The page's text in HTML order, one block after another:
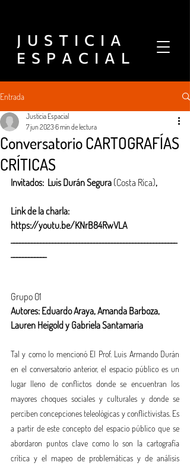
J U S T I C I A
E S P A C I A L
Entrada
Conversatorio CARTOGRAFÍAS
CRÍTICAS
Justicia Espacial
7 jun 20236 min de lectura
Invitados:  Luis Durán Segura (Costa Rica),
Link de la charla:
https://youtu.be/KNrB84RwVLA
________________________________________________________
____________
Grupo 01
Autores: Eduardo Araya, Amanda Barboza,
Lauren Heigold y Gabriela Santamaria
Tal y como lo mencionó El Prof. Luis Armando Durán
en el conversatorio anterior, el espacio público es un
lugar lleno de conflictos donde se encuentran los
mayores choques sociales y culturales y donde se
perciben concepciones teleológicas y conflictivistas. Es
a partir de este concepto del espacio público que se
abordaron puntos clave como lo son la cartografía
crítica y el mapeo de problemáticas y de análisis